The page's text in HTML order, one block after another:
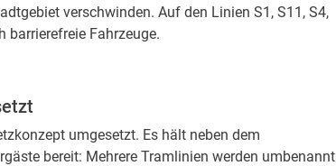
verschwinden. Auf den Linien S1, S11, S4,
barrierefreie Fahrzeuge.
umgesetzt. Es hält neben dem
bereit: Mehrere Tramlinien werden umbenannt